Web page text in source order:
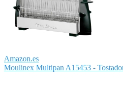
Amazon.es
Moulinex Multipan A15453 -